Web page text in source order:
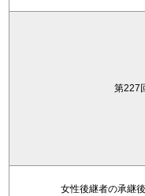
第227
女性後継者の承継